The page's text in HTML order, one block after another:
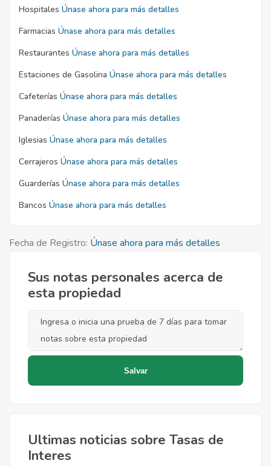
Hospitales Únase ahora para más detalles
Farmacias Únase ahora para más detalles
Restaurantes Únase ahora para más detalles
Estaciones de Gasolina Únase ahora para más detalles
Cafeterías Únase ahora para más detalles
Panaderías Únase ahora para más detalles
Iglesias Únase ahora para más detalles
Cerrajeros Únase ahora para más detalles
Guarderías Únase ahora para más detalles
Bancos Únase ahora para más detalles
Fecha de Registro: Únase ahora para más detalles
Sus notas personales acerca de
esta propiedad
Ultimas noticias sobre Tasas de
Interes